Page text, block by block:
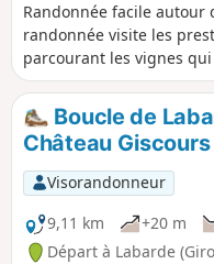
Randonnée facile autour
randonnée visite les
parcourant les vignes
Boucle de
Château Giscours
Visorandonneur
9,11 km
+20 m
Départ à Labarde